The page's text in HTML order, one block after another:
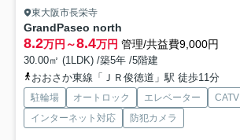
東大阪市長栄寺
GrandPaseo north
8.2万円～8.4万円 管理/共益費9,000円
30.00㎡ (1LDK) /築5年 /5階建
おおさか東線「ＪＲ俊徳道」駅 徒歩11分
駐輪場 オートロック エレベーター
CATV
インターネット対応
防犯カメラ